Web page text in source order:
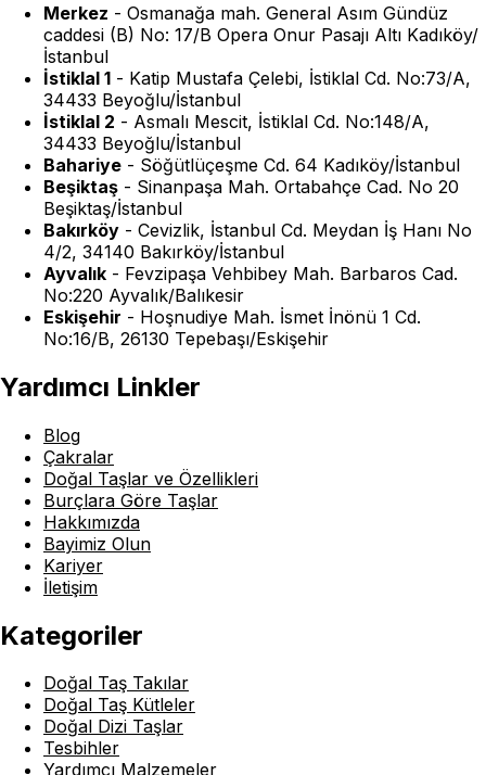
Merkez - Osmanağa mah. General Asım Gündüz
caddesi (B) No: 17/B Opera Onur Pasajı Altı Kadıköy/
İstanbul
İstiklal 1 - Katip Mustafa Çelebi, İstiklal Cd. No:73/A,
34433 Beyoğlu/İstanbul
İstiklal 2 - Asmalı Mescit, İstiklal Cd. No:148/A,
34433 Beyoğlu/İstanbul
Bahariye - Söğütlüçeşme Cd. 64 Kadıköy/İstanbul
Beşiktaş - Sinanpaşa Mah. Ortabahçe Cad. No 20
Beşiktaş/İstanbul
Bakırköy - Cevizlik, İstanbul Cd. Meydan İş Hanı No
4/2, 34140 Bakırköy/İstanbul
Ayvalık - Fevzipaşa Vehbibey Mah. Barbaros Cad.
No:220 Ayvalık/Balıkesir
Eskişehir - Hoşnudiye Mah. İsmet İnönü 1 Cd.
No:16/B, 26130 Tepebaşı/Eskişehir
Yardımcı Linkler
Blog
Çakralar
Doğal Taşlar ve Özellikleri
Burçlara Göre Taşlar
Hakkımızda
Bayimiz Olun
Kariyer
İletişim
Kategoriler
Doğal Taş Takılar
Doğal Taş Kütleler
Doğal Dizi Taşlar
Tesbihler
Yardımcı Malzemeler